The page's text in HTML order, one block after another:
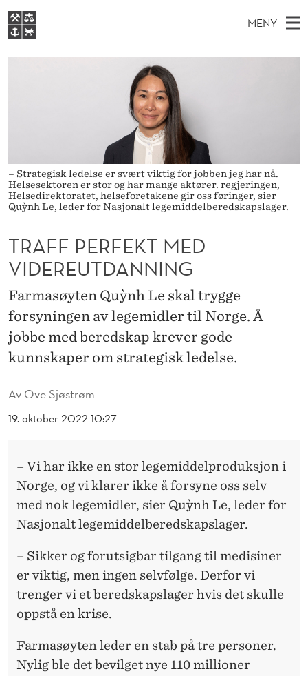
T
R
A
E
R
F
E
K
T
M
E
D
V
MENY
E
N
Y
FOR STUDENTER
S
D
E
T
Forskning
Om NHH
– Strategisk ledelse er svært viktig for jobben jeg har nå.
Helsesektoren er stor og har mange aktører. regjeringen,
Helsedirektoratet, helseforetakene gir oss føringer, sier
Quỳnh Le, leder for Nasjonalt legemiddelberedskapslager.
Av Ove Sjøstrøm
19. oktober 2022 10:27
TRAFF PERFEKT MED
VIDEREUTDANNING
Farmasøyten Quỳnh Le skal trygge
forsyningen av legemidler til Norge. Å
jobbe med beredskap krever gode
kunnskaper om strategisk ledelse.
– Vi har ikke en stor legemiddelproduksjon i
Norge, og vi klarer ikke å forsyne oss selv
med nok legemidler, sier Quỳnh Le, leder for
Nasjonalt legemiddelberedskapslager.
– Sikker og forutsigbar tilgang til medisiner
er viktig, men ingen selvfølge. Derfor vi
trenger vi et beredskapslager hvis det skulle
oppstå en krise.
Farmasøyten leder en stab på tre personer.
Nylig ble det bevilget nye 110 millioner